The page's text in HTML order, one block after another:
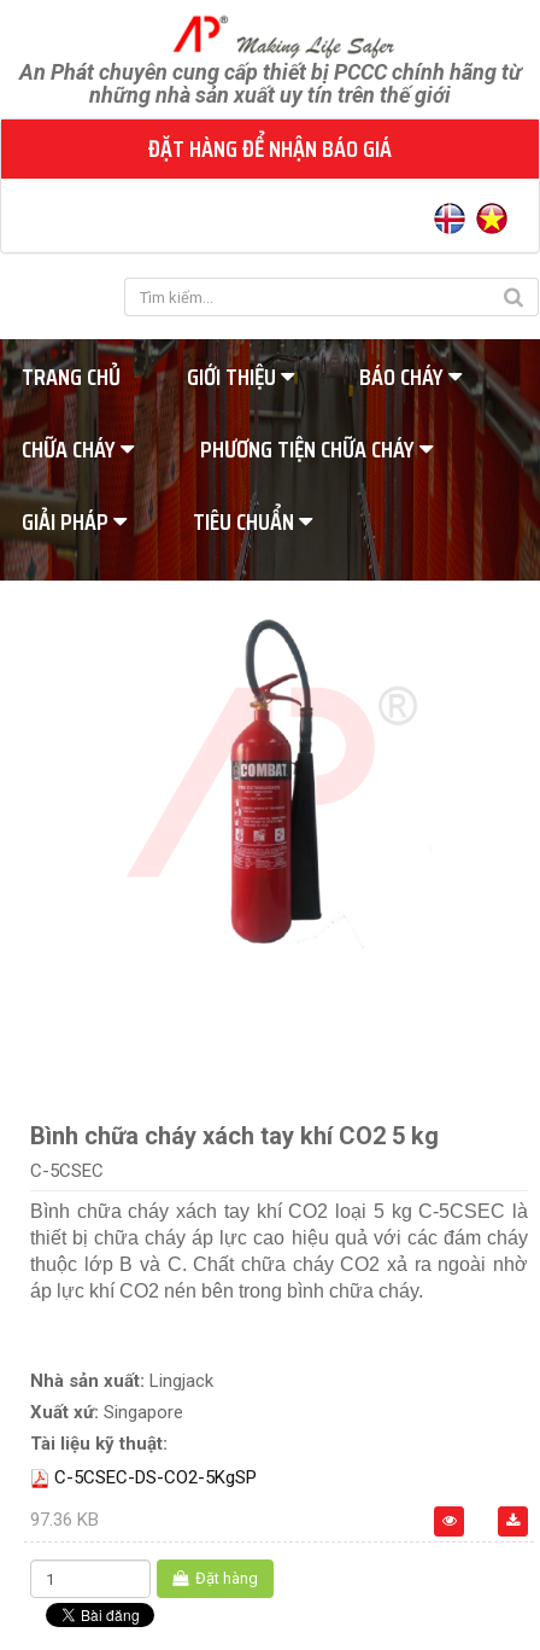
An Phát chuyên cung cấp thiết bị PCCC chính hãng từ
những nhà sản xuất uy tín trên thế giới
ĐẶT HÀNG ĐỂ NHẬN BÁO GIÁ
TRANG CHỦ GIỚI THIỆU
BÁO CHÁY
CHỮA CHÁY
PHƯƠNG TIỆN CHỮA CHÁY
GIẢI PHÁP
TIÊU CHUẨN
Bình chữa cháy xách tay khí CO2 5 kg
C-5CSEC
Bình chữa cháy xách tay khí CO2 loại 5 kg C-5CSEC là
thiết bị chữa cháy áp lực cao hiệu quả với các đám cháy
thuộc lớp B và C. Chất chữa cháy CO2 xả ra ngoài nhờ
áp lực khí CO2 nén bên trong bình chữa cháy.
Nhà sản xuất: Lingjack
Xuất xứ: Singapore
Tài liệu kỹ thuật:
C-5CSEC-DS-CO2-5KgSP
97.36 KB
Đặt hàng